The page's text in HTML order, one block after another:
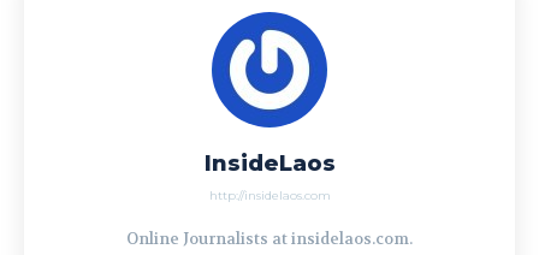
InsideLaos
http://insidelaos.com
Online Journalists at insidelaos.com.